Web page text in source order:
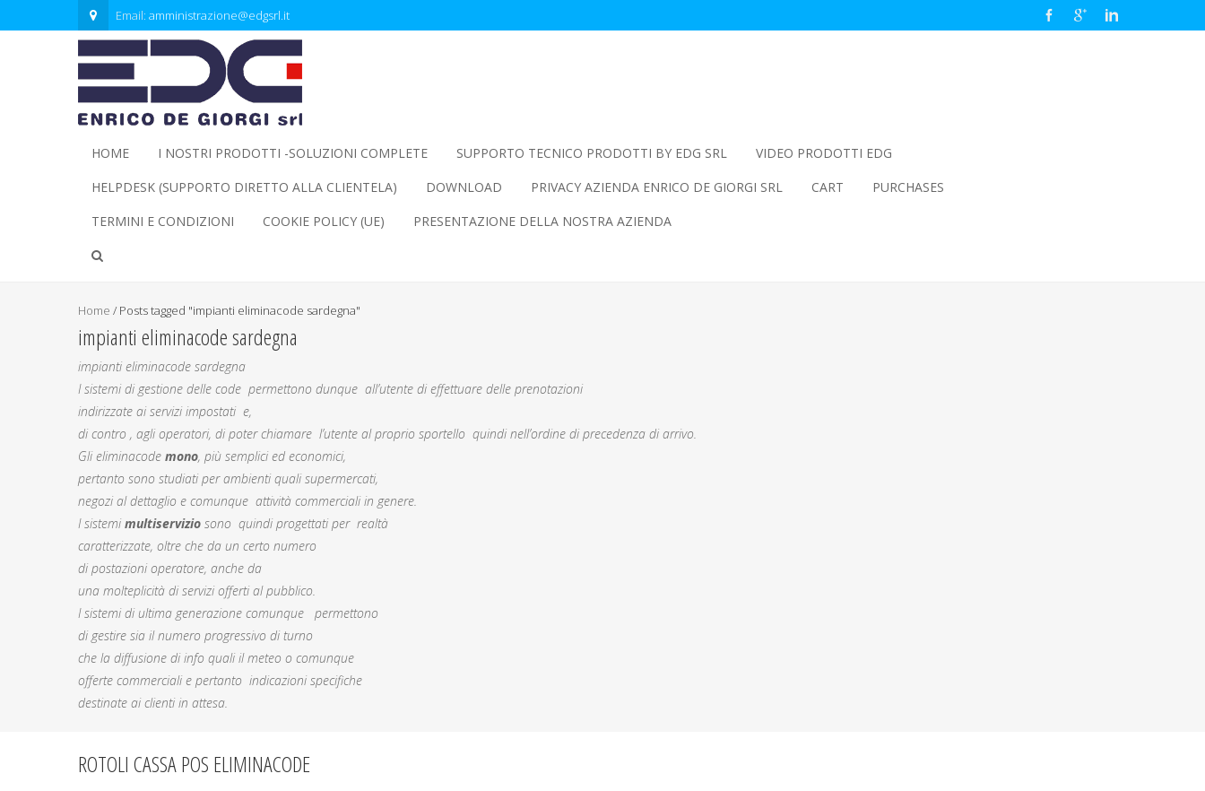
Email: amministrazione@edgsrl.it
HOME I NOSTRI PRODOTTI -SOLUZIONI COMPLETE SUPPORTO TECNICO PRODOTTI BY EDG SRL
VIDEO PRODOTTI EDG
HELPDESK (SUPPORTO DIRETTO ALLA CLIENTELA)
DOWNLOAD PRIVACY AZIENDA ENRICO DE GIORGI SRL CART
PURCHASES
TERMINI E CONDIZIONI
COOKIE POLICY (UE) PRESENTAZIONE DELLA NOSTRA AZIENDA
Home / Posts tagged "impianti eliminacode sardegna"
impianti eliminacode sardegna
impianti eliminacode sardegna
I sistemi di gestione delle code permettono dunque all’utente di effettuare delle prenotazioni
indirizzate ai servizi impostati e,
di contro , agli operatori, di poter chiamare l’utente al proprio sportello quindi nell’ordine di precedenza di arrivo.
Gli eliminacode mono, più semplici ed economici,
pertanto sono studiati per ambienti quali supermercati,
negozi al dettaglio e comunque attività commerciali in genere.
I sistemi multiservizio sono quindi progettati per realtà
caratterizzate, oltre che da un certo numero
di postazioni operatore, anche da
una molteplicità di servizi offerti al pubblico.
I sistemi di ultima generazione comunque permettono
di gestire sia il numero progressivo di turno
che la diffusione di info quali il meteo o comunque
offerte commerciali e pertanto indicazioni specifiche
destinate ai clienti in attesa.
ROTOLI CASSA POS ELIMINACODE